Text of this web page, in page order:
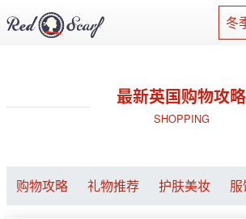
冬
最新英国购物攻略
SHOPPING
购物攻略 礼物推荐 护肤美妆